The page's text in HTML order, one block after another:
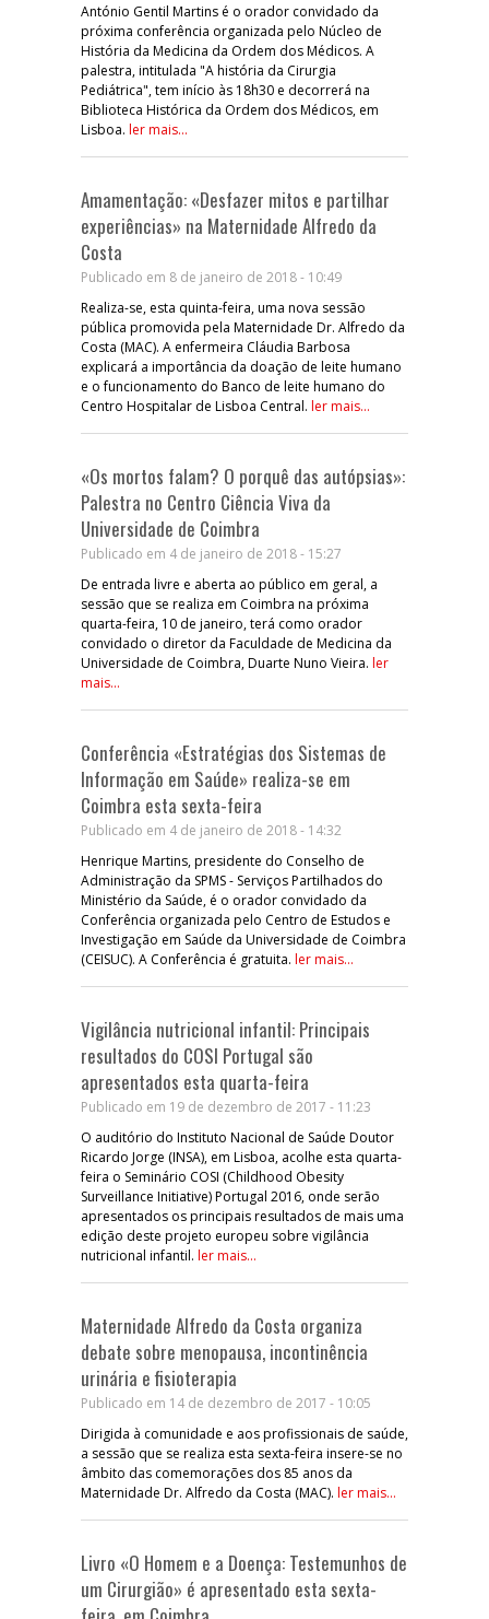
António Gentil Martins é o orador convidado da
próxima conferência organizada pelo Núcleo de
História da Medicina da Ordem dos Médicos. A
palestra, intitulada "A história da Cirurgia
Pediátrica", tem início às 18h30 e decorrerá na
Biblioteca Histórica da Ordem dos Médicos, em
Lisboa. ler mais...
Amamentação: «Desfazer mitos e partilhar
experiências» na Maternidade Alfredo da
Costa
Publicado em 8 de janeiro de 2018 - 10:49
Realiza-se, esta quinta-feira, uma nova sessão
pública promovida pela Maternidade Dr. Alfredo da
Costa (MAC). A enfermeira Cláudia Barbosa
explicará a importância da doação de leite humano
e o funcionamento do Banco de leite humano do
Centro Hospitalar de Lisboa Central. ler mais...
«Os mortos falam? O porquê das autópsias»:
Palestra no Centro Ciência Viva da
Universidade de Coimbra
Publicado em 4 de janeiro de 2018 - 15:27
De entrada livre e aberta ao público em geral, a
sessão que se realiza em Coimbra na próxima
quarta-feira, 10 de janeiro, terá como orador
convidado o diretor da Faculdade de Medicina da
Universidade de Coimbra, Duarte Nuno Vieira. ler
mais...
Conferência «Estratégias dos Sistemas de
Informação em Saúde» realiza-se em
Coimbra esta sexta-feira
Publicado em 4 de janeiro de 2018 - 14:32
Henrique Martins, presidente do Conselho de
Administração da SPMS - Serviços Partilhados do
Ministério da Saúde, é o orador convidado da
Conferência organizada pelo Centro de Estudos e
Investigação em Saúde da Universidade de Coimbra
(CEISUC). A Conferência é gratuita. ler mais...
Vigilância nutricional infantil: Principais
resultados do COSI Portugal são
apresentados esta quarta-feira
Publicado em 19 de dezembro de 2017 - 11:23
O auditório do Instituto Nacional de Saúde Doutor
Ricardo Jorge (INSA), em Lisboa, acolhe esta quarta-
feira o Seminário COSI (Childhood Obesity
Surveillance Initiative) Portugal 2016, onde serão
apresentados os principais resultados de mais uma
edição deste projeto europeu sobre vigilância
nutricional infantil. ler mais...
Maternidade Alfredo da Costa organiza
debate sobre menopausa, incontinência
urinária e fisioterapia
Publicado em 14 de dezembro de 2017 - 10:05
Dirigida à comunidade e aos profissionais de saúde,
a sessão que se realiza esta sexta-feira insere-se no
âmbito das comemorações dos 85 anos da
Maternidade Dr. Alfredo da Costa (MAC). ler mais...
Livro «O Homem e a Doença: Testemunhos de
um Cirurgião» é apresentado esta sexta-